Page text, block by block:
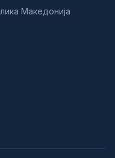
Македонија